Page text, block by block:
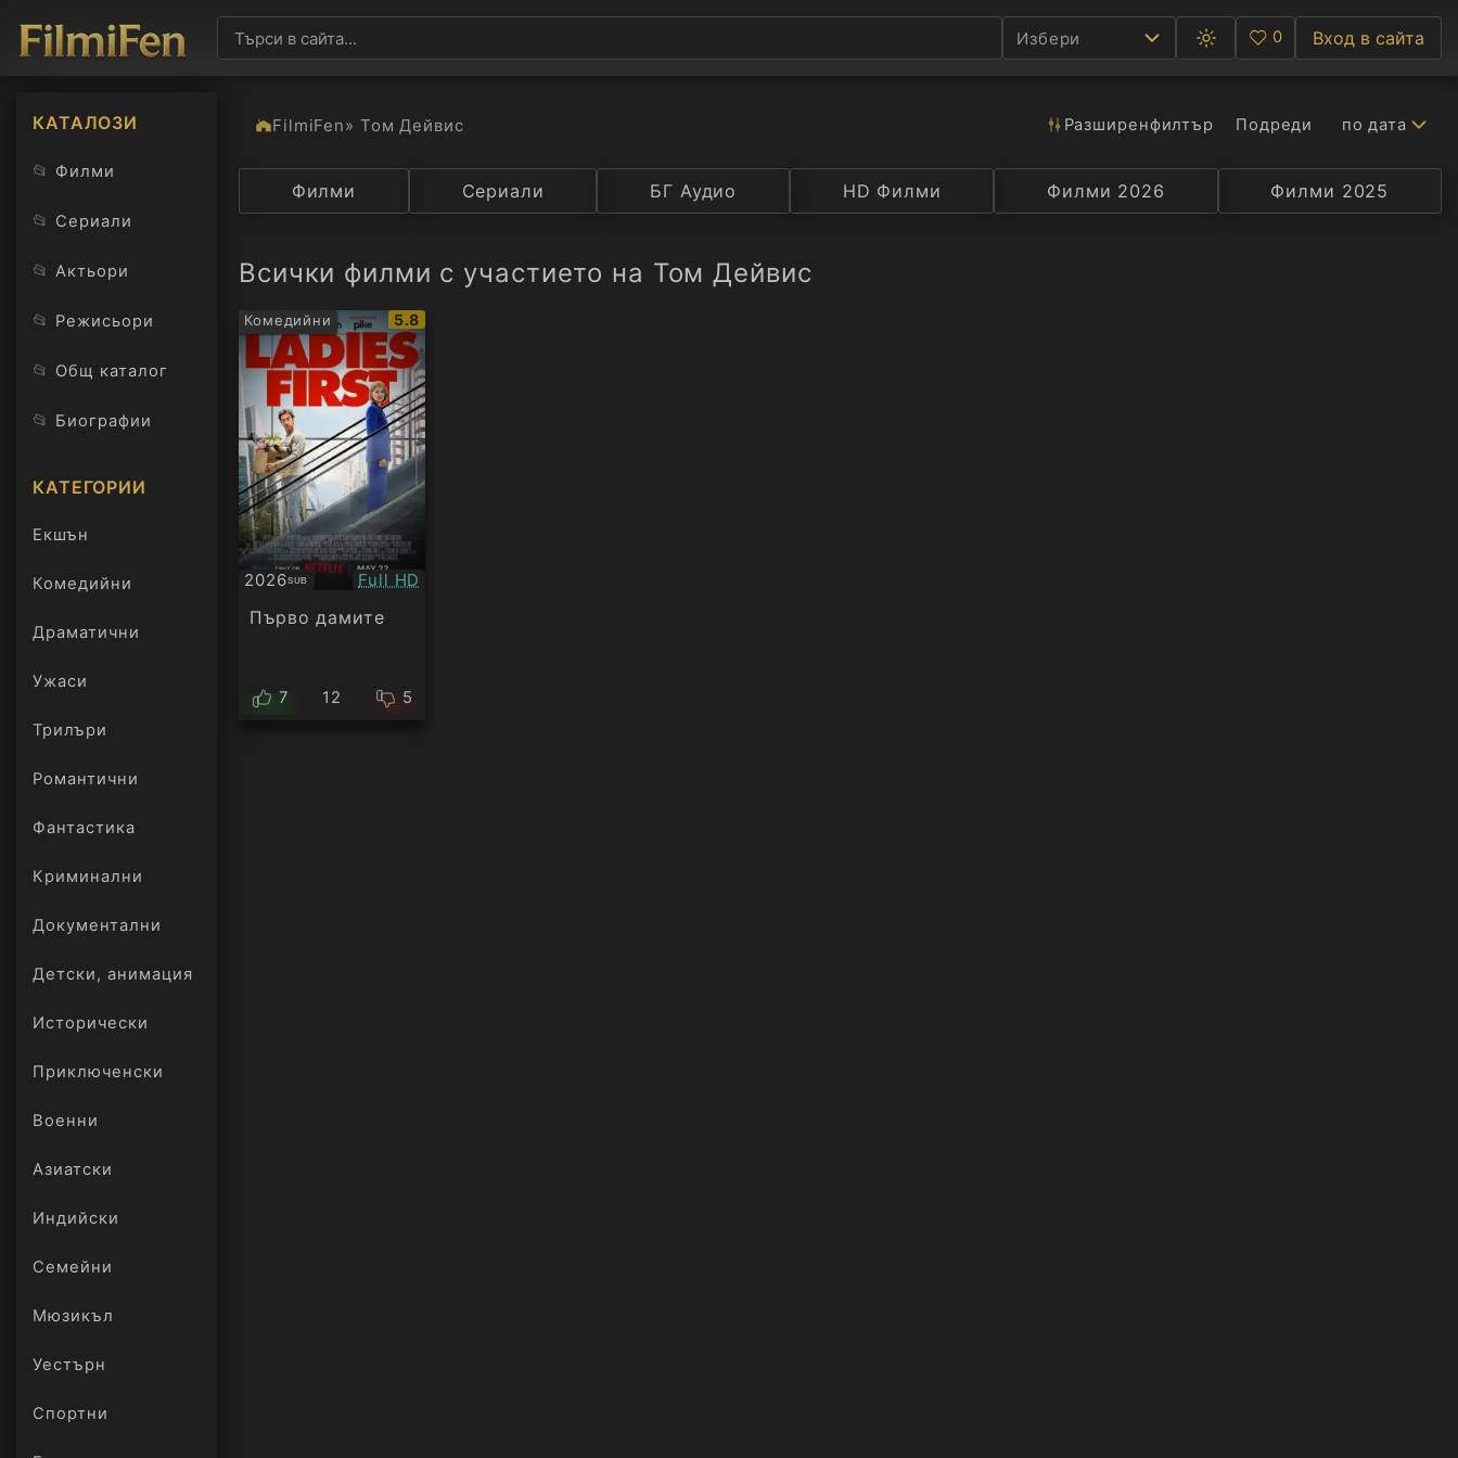
Избери
Превключване
между
светла
Любими
0 Вход в сайта
КАТАЛОЗИ
📂 Филми
📂 Сериали
📂 Актьори
📂 Режисьори
📂 Общ каталог
📂 Биографии
КАТЕГОРИИ
Екшън
Комедийни
Драматични
Ужаси
Трилъри
онлайн
Романтични
Фантастика
Криминални
Документални
Детски, анимация
Исторически
Приключенски
Военни
Азиатски
Индийски
Семейни
Мюзикъл
Уестърн
Спортни
FilmiFen» Том Дейвис Разширенфилтър Подреди по дата
Категория Държава Рейтинг Селекция Превод Актьор
Филми Сериали БГ Аудио HD Филми Филми 2026 Филми 2025
Всички филми с участието на Том Дейвис
Комедийни
IMDb
рейтинг:
5.8
2026SUB
Субтитри Качество:
Full HD
Първо дамите
7 12 5